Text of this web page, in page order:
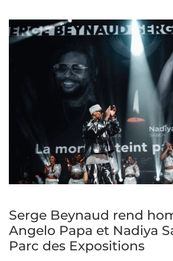
Serge Beynaud rend
Angelo Papa et Nadiya
Parc des Expositions